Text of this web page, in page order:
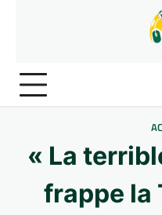
« La
frappe la